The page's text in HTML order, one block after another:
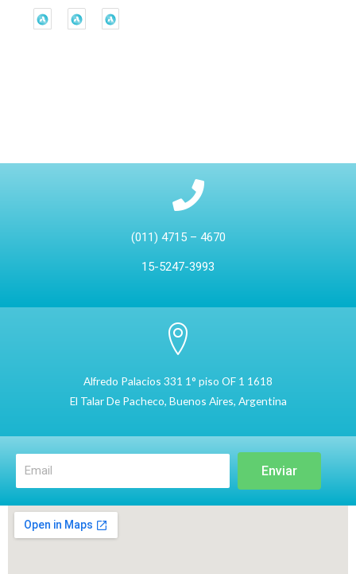
(011) 4715 – 4670
15-5247-3993
Alfredo Palacios 331 1° piso OF 1 1618
El Talar De Pacheco, Buenos Aires, Argentina
Enviar